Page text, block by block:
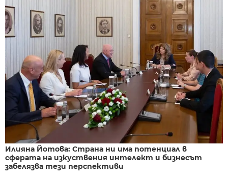
Илияна Йотова: Страна ни има потенциал в
сферата на изкуствения интелект и бизнесът
забелязва тези перспективи